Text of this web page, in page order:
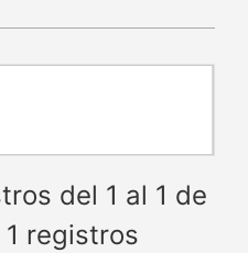
del 1 al 1 de
registros